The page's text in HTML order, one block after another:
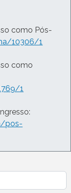
como Pós-
10306/1
como
1
pos-